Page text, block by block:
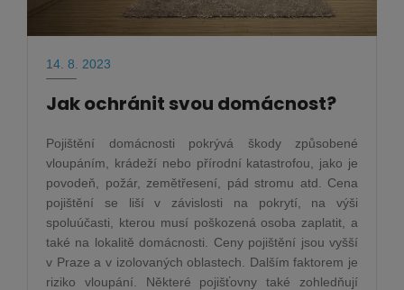
14. 8. 2023
Jak ochránit svou domácnost?
Pojištění domácnosti pokrývá škody způsobené
vloupáním, krádeží nebo přírodní katastrofou, jako je
povodeň, požár, zemětřesení, pád stromu atd. Cena
pojištění se liší v závislosti na pokrytí, na výši
spoluúčasti, kterou musí poškozená osoba zaplatit, a
také na lokalitě domácnosti. Ceny pojištění jsou vyšší
v Praze a v izolovaných oblastech. Dalším faktorem je
riziko vloupání. Některé pojišťovny také zohledňují